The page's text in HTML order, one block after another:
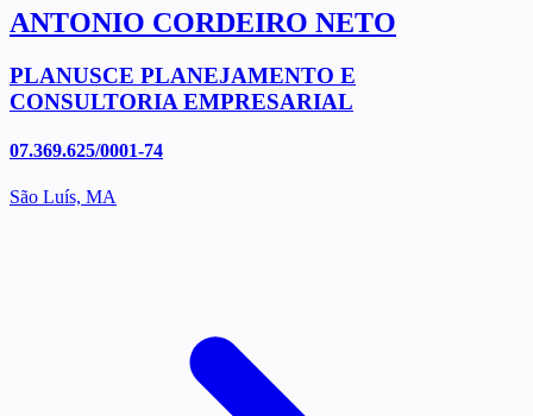
ANTONIO CORDEIRO NETO
PLANUSCE PLANEJAMENTO E
CONSULTORIA EMPRESARIAL
07.369.625/0001-74
São Luís, MA